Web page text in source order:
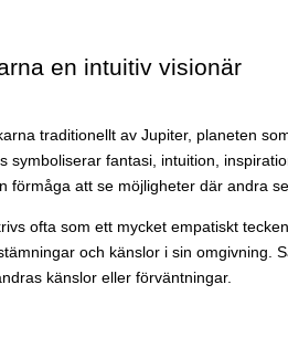
en intuitiv visionär
traditionellt av Jupiter, planeten
symboliserar fantasi, intuition,
förmåga att se möjligheter där andra
ofta som ett mycket empatiskt
och känslor i sin omgivning.
känslor eller förväntningar.